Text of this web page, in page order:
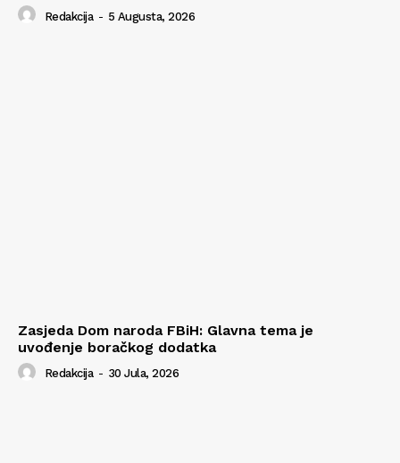
Redakcija - 5 Augusta, 2026
Zasjeda Dom naroda FBiH: Glavna tema je
uvođenje boračkog dodatka
Redakcija - 30 Jula, 2026